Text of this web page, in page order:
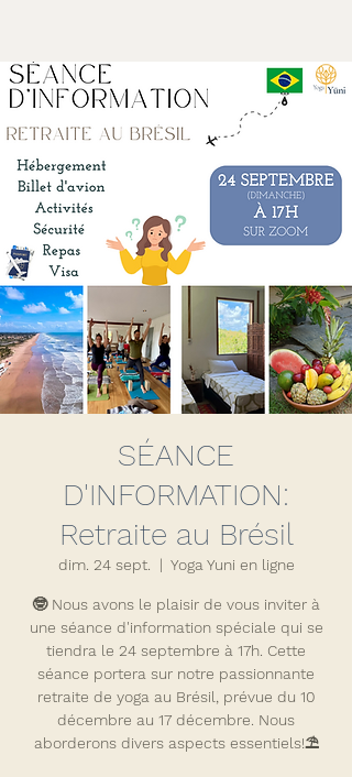
SÉANCE
D'INFORMATION:
Retraite au Brésil
dim. 24 sept.
  |
Yoga Yuni en ligne
🤓 Nous avons le plaisir de vous inviter à
une séance d'information spéciale qui se
tiendra le 24 septembre à 17h. Cette
séance portera sur notre passionnante
retraite de yoga au Brésil, prévue du 10
décembre au 17 décembre. Nous
aborderons divers aspects essentiels!⛱